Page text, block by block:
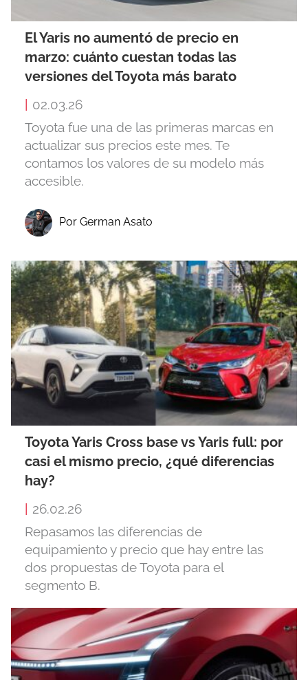
El Yaris no aumentó de precio en
marzo: cuánto cuestan todas las
versiones del Toyota más barato
02.03.26
Toyota fue una de las primeras marcas en
actualizar sus precios este mes. Te
contamos los valores de su modelo más
accesible.
Por German Asato
Toyota Yaris Cross base vs Yaris full: por
casi el mismo precio, ¿qué diferencias
hay?
26.02.26
Repasamos las diferencias de
equipamiento y precio que hay entre las
dos propuestas de Toyota para el
segmento B.